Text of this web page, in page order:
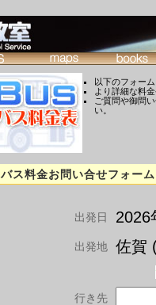
以下のフォー
より詳細な料
ご質問や御問
い。
バス料金お問い合せフォーム
出発日 2026
出発地 佐賀
行き先